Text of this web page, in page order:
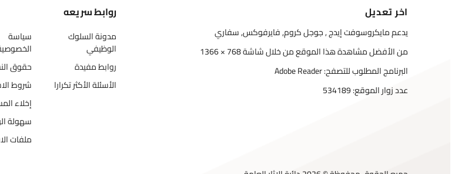
اخر تعديل
يدعم مايكروسوفت إيدج , جوجل كروم, فايرفوكس, سفاري
من الأفضل مشاهدة هذا الموقع من خلال شاشة 768 × 1366
البرنامج المطلوب للتصفح: Adobe Reader
عدد زوار الموقع:534189
روابط سريعه
مدونة السلوك
الوظيفي
روابط مفيدة
الأسئلة الأكثر تكرارا
الخصوصية
حقوق النشر
شروط الاستخدام
إخلاء المسؤولية
سهولة الوصول
ملفات الارتباط